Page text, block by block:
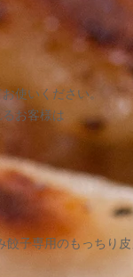
使いください。
お客様は
子専用のもっちり皮